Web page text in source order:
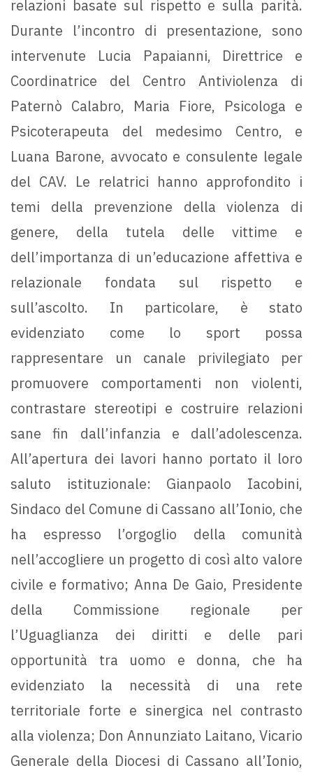
relazioni basate sul rispetto e sulla parità.
Durante l’incontro di presentazione, sono
intervenute Lucia Papaianni, Direttrice e
Coordinatrice del Centro Antiviolenza di
Paternò Calabro, Maria Fiore, Psicologa e
Psicoterapeuta del medesimo Centro, e
Luana Barone, avvocato e consulente legale
del CAV. Le relatrici hanno approfondito i
temi della prevenzione della violenza di
genere, della tutela delle vittime e
dell’importanza di un’educazione affettiva e
relazionale fondata sul rispetto e
sull’ascolto. In particolare, è stato
evidenziato come lo sport possa
rappresentare un canale privilegiato per
promuovere comportamenti non violenti,
contrastare stereotipi e costruire relazioni
sane fin dall’infanzia e dall’adolescenza.
All’apertura dei lavori hanno portato il loro
saluto istituzionale: Gianpaolo Iacobini,
Sindaco del Comune di Cassano all’Ionio, che
ha espresso l’orgoglio della comunità
nell’accogliere un progetto di così alto valore
civile e formativo; Anna De Gaio, Presidente
della Commissione regionale per
l’Uguaglianza dei diritti e delle pari
opportunità tra uomo e donna, che ha
evidenziato la necessità di una rete
territoriale forte e sinergica nel contrasto
alla violenza; Don Annunziato Laitano, Vicario
Generale della Diocesi di Cassano all’Ionio,